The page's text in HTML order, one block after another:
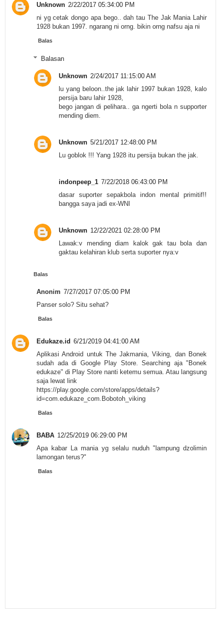
Unknown 2/22/2017 05:34:00 PM
ni yg cetak dongo apa bego.. dah tau The Jak Mania Lahir
1928 bukan 1997. ngarang ni orng. bikin orng nafsu aja ni
Balas
Balasan
Unknown 2/24/2017 11:15:00 AM
lu yang beloon..the jak lahir 1997 bukan 1928, kalo
persija baru lahir 1928,
bego jangan di pelihara.. ga ngerti bola n supporter
mending diem.
Unknown 5/21/2017 12:48:00 PM
Lu goblok !!! Yang 1928 itu persija bukan the jak.
indonpeep_1 7/22/2018 06:43:00 PM
dasar suporter sepakbola indon mental primitif!!
bangga saya jadi ex-WNI
Unknown 12/22/2021 02:28:00 PM
Lawak:v mending diam kalok gak tau bola dan
gaktau kelahiran klub serta suporter nya:v
Balas
Anonim 7/27/2017 07:05:00 PM
Panser solo? Situ sehat?
Balas
Edukaze.id 6/21/2019 04:41:00 AM
Aplikasi Android untuk The Jakmania, Viking, dan Bonek
sudah ada di Google Play Store. Searching aja "Bonek
edukaze" di Play Store nanti ketemu semua. Atau langsung
saja lewat link
https://play.google.com/store/apps/details?
id=com.edukaze_com.Bobotoh_viking
Balas
BABA 12/25/2019 06:29:00 PM
Apa kabar La mania yg selalu nuduh "lampung dzolimin
lamongan terus?"
Balas